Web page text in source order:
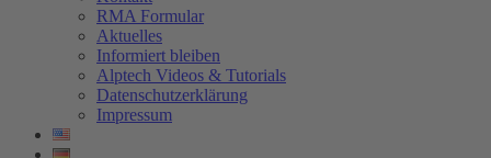
RMA Formular
Aktuelles
Informiert bleiben
Alptech Videos & Tutorials
Datenschutzerklärung
Impressum